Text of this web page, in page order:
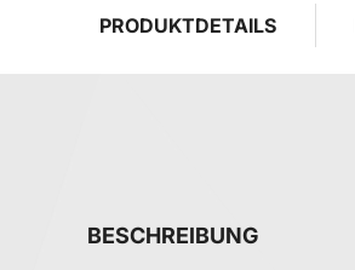
PRODUKTDETAILS
BESCHREIBUNG